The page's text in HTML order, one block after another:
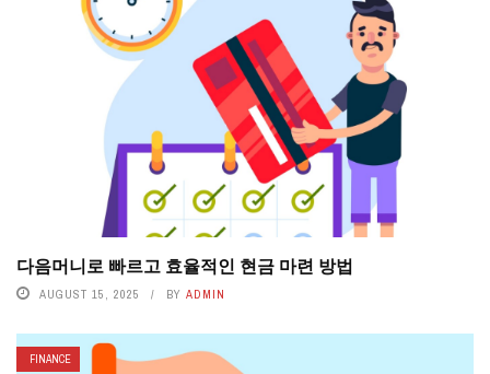
다음머니로 빠르고 효율적인 현금 마련 방법
AUGUST 15, 2025 BY ADMIN
FINANCE